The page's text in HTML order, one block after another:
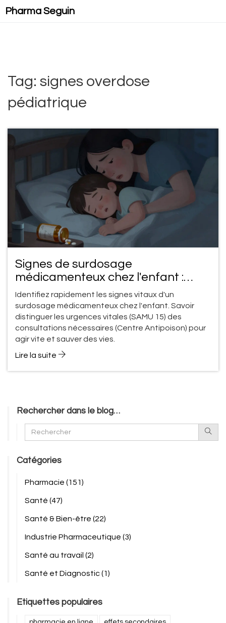
Pharma Seguin
Tag: signes overdose
pédiatrique
Signes de surdosage
médicamenteux chez l'enfant :
quand appeler les secours ?
Identifiez rapidement les signes vitaux d'un
surdosage médicamenteux chez l'enfant. Savoir
distinguer les urgences vitales (SAMU 15) des
consultations nécessaires (Centre Antipoison) pour
agir vite et sauver des vies.
Lire la suite
Rechercher dans le blog…
Catégories
Pharmacie (151)
Santé (47)
Santé & Bien-être (22)
Industrie Pharmaceutique (3)
Santé au travail (2)
Santé et Diagnostic(1)
Etiquettes populaires